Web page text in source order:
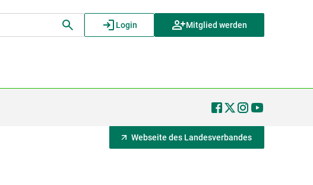
Login Mitglied werden
Webseite des Landesverbandes